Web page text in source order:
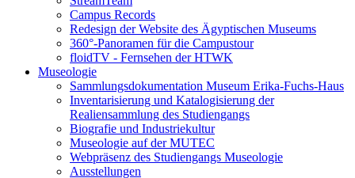
Campus Records
Redesign der Website des Ägyptischen Museums
360°-Panoramen für die Campustour
floidTV - Fernsehen der HTWK
Museologie
Sammlungsdokumentation Museum Erika-Fuchs-Haus
Inventarisierung und Katalogisierung der
Realiensammlung des Studiengangs
Biografie und Industriekultur
Museologie auf der MUTEC
Webpräsenz des Studiengangs Museologie
Ausstellungen